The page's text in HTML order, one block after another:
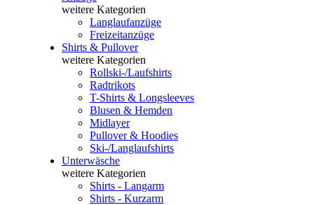
weitere Kategorien
Langlaufanzüge
Freizeitanzüge
Shirts & Pullover
weitere Kategorien
Rollski-/Laufshirts
Radtrikots
T-Shirts & Longsleeves
Blusen & Hemden
Midlayer
Pullover & Hoodies
Ski-/Langlaufshirts
Unterwäsche
weitere Kategorien
Shirts - Langarm
Shirts - Kurzarm